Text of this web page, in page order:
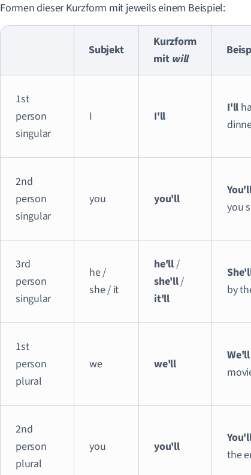
Formen dieser Kurzform mit jeweils einem Beispiel:
Subjekt
Kurzform
mit will
1st
person
singular
I I'll
I'll
2nd
person
singular
you you'll
you
3rd
person
singular
he /
she / it
he'll/
she'll/
it'll
by
1st
person
plural
we we'll
We'll
2nd
person
plural
you you'll
the